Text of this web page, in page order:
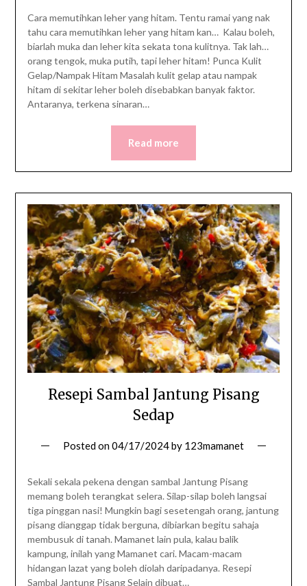
Cara memutihkan leher yang hitam. Tentu ramai yang nak
tahu cara memutihkan leher yang hitam kan… Kalau boleh,
biarlah muka dan leher kita sekata tona kulitnya. Tak lah…
orang tengok, muka putih, tapi leher hitam! Punca Kulit
Gelap/Nampak Hitam Masalah kulit gelap atau nampak
hitam di sekitar leher boleh disebabkan banyak faktor.
Antaranya, terkena sinaran…
Read more
Resepi Sambal Jantung Pisang
Sedap
Posted on04/17/2024by 123mamanet
Sekali sekala pekena dengan sambal Jantung Pisang
memang boleh terangkat selera. Silap-silap boleh langsai
tiga pinggan nasi! Mungkin bagi sesetengah orang, jantung
pisang dianggap tidak berguna, dibiarkan begitu sahaja
membusuk di tanah. Mamanet lain pula, kalau balik
kampung, inilah yang Mamanet cari. Macam-macam
hidangan lazat yang boleh diolah daripadanya. Resepi
Sambal Jantung Pisang Selain dibuat…